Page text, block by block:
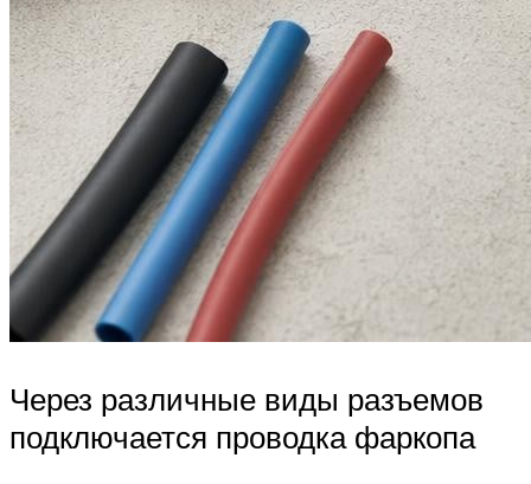
Через различные виды разъемов
подключается проводка фаркопа